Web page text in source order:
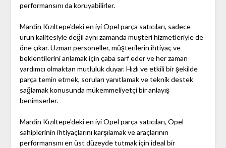
performansını da koruyabilirler.
Mardin Kızıltepe'deki en iyi Opel parça satıcıları, sadece
ürün kalitesiyle değil aynı zamanda müşteri hizmetleriyle de
öne çıkar. Uzman personeller, müşterilerin ihtiyaç ve
beklentilerini anlamak için çaba sarf eder ve her zaman
yardımcı olmaktan mutluluk duyar. Hızlı ve etkili bir şekilde
parça temin etmek, soruları yanıtlamak ve teknik destek
sağlamak konusunda mükemmeliyetçi bir anlayış
benimserler.
Mardin Kızıltepe'deki en iyi Opel parça satıcıları, Opel
sahiplerinin ihtiyaçlarını karşılamak ve araçlarının
performansını en üst düzeyde tutmak için ideal bir